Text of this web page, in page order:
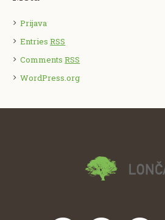
Prijava
EntriesRSS
CommentsRSS
WordPress.org